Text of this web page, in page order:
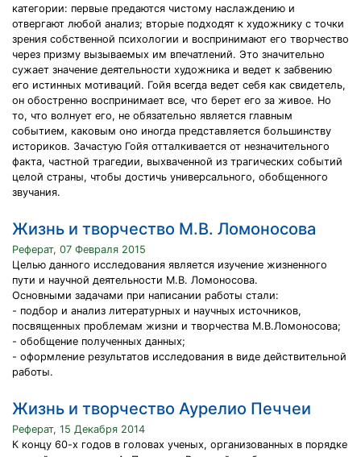
категории: первые предаются чистому наслаждению и
отвергают любой анализ; вторые подходят к художнику с точки
зрения собственной психологии и воспринимают его творчество
через призму вызываемых им впечатлений. Это значительно
сужает значение деятельности художника и ведет к забвению
его истинных мотиваций. Гойя всегда ведет себя как свидетель,
он обостренно воспринимает все, что берет его за живое. Но
то, что волнует его, не обязательно является главным
событием, каковым оно иногда представляется большинству
историков. Зачастую Гойя отталкивается от незначительного
факта, частной трагедии, выхваченной из трагических событий
целой страны, чтобы достичь универсального, обобщенного
звучания.
Жизнь и творчество М.В. Ломоносова
Реферат, 07 Февраля 2015
Целью данного исследования является изучение жизненного
пути и научной деятельности М.В. Ломоносова.
Основными задачами при написании работы стали:
- подбор и анализ литературных и научных источников,
посвященных проблемам жизни и творчества М.В.Ломоносова;
- обобщение полученных данных;
- оформление результатов исследования в виде действительной
работы.
Жизнь и творчество Аурелио Печчеи
Реферат, 15 Декабря 2014
К концу 60-х годов в головах ученых, организованных в порядке